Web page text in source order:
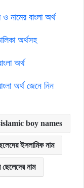
নামের বাংলা অর্থ
অর্থসহ
অর্থ
অর্থ জেনে নিন
islamic boy names
ইসলামিক নাম
নাম